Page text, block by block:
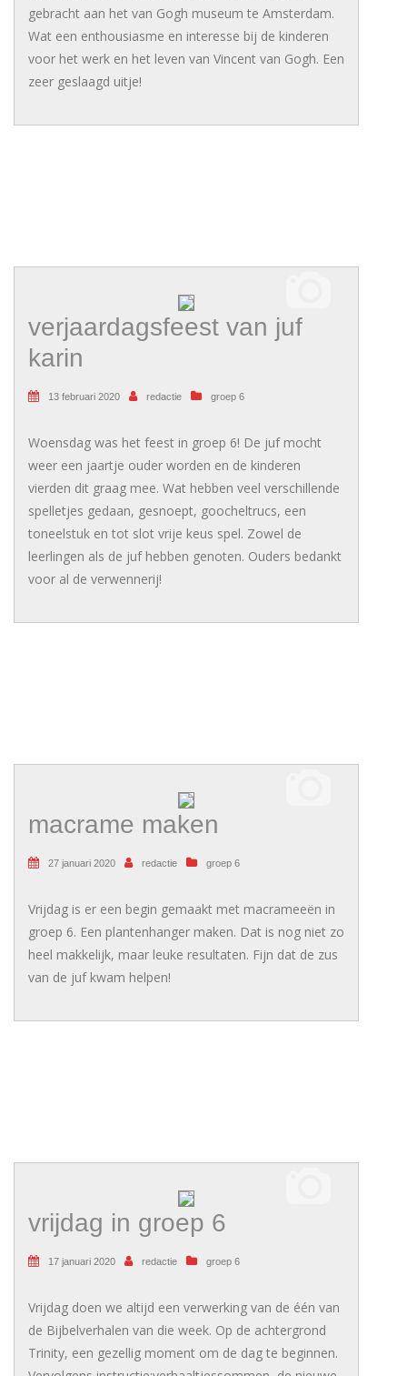
gebracht aan het van Gogh museum te Amsterdam.
Wat een enthousiasme en interesse bij de kinderen
voor het werk en het leven van Vincent van Gogh. Een
zeer geslaagd uitje!
verjaardagsfeest van juf
karin
13 februari 2020 redactie groep 6
Woensdag was het feest in groep 6! De juf mocht
weer een jaartje ouder worden en de kinderen
vierden dit graag mee. Wat hebben veel verschillende
spelletjes gedaan, gesnoept, goocheltrucs, een
toneelstuk en tot slot vrije keus spel. Zowel de
leerlingen als de juf hebben genoten. Ouders bedankt
voor al de verwennerij!
macrame maken
27 januari 2020 redactie groep 6
Vrijdag is er een begin gemaakt met macrameeën in
groep 6. Een plantenhanger maken. Dat is nog niet zo
heel makkelijk, maar leuke resultaten. Fijn dat de zus
van de juf kwam helpen!
vrijdag in groep 6
17 januari 2020 redactie groep 6
Vrijdag doen we altijd een verwerking van de één van
de Bijbelverhalen van die week. Op de achtergrond
Trinity, een gezellig moment om de dag te beginnen.